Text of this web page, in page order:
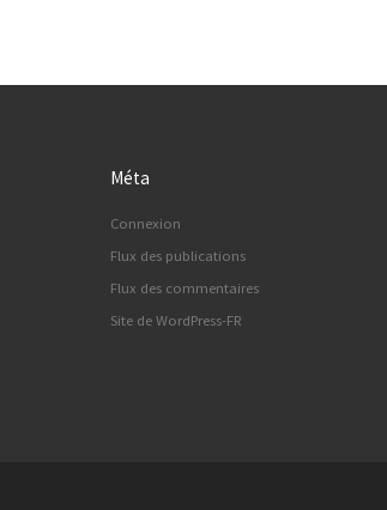
Méta
Connexion
Flux des publications
Flux des commentaires
Site de WordPress-FR